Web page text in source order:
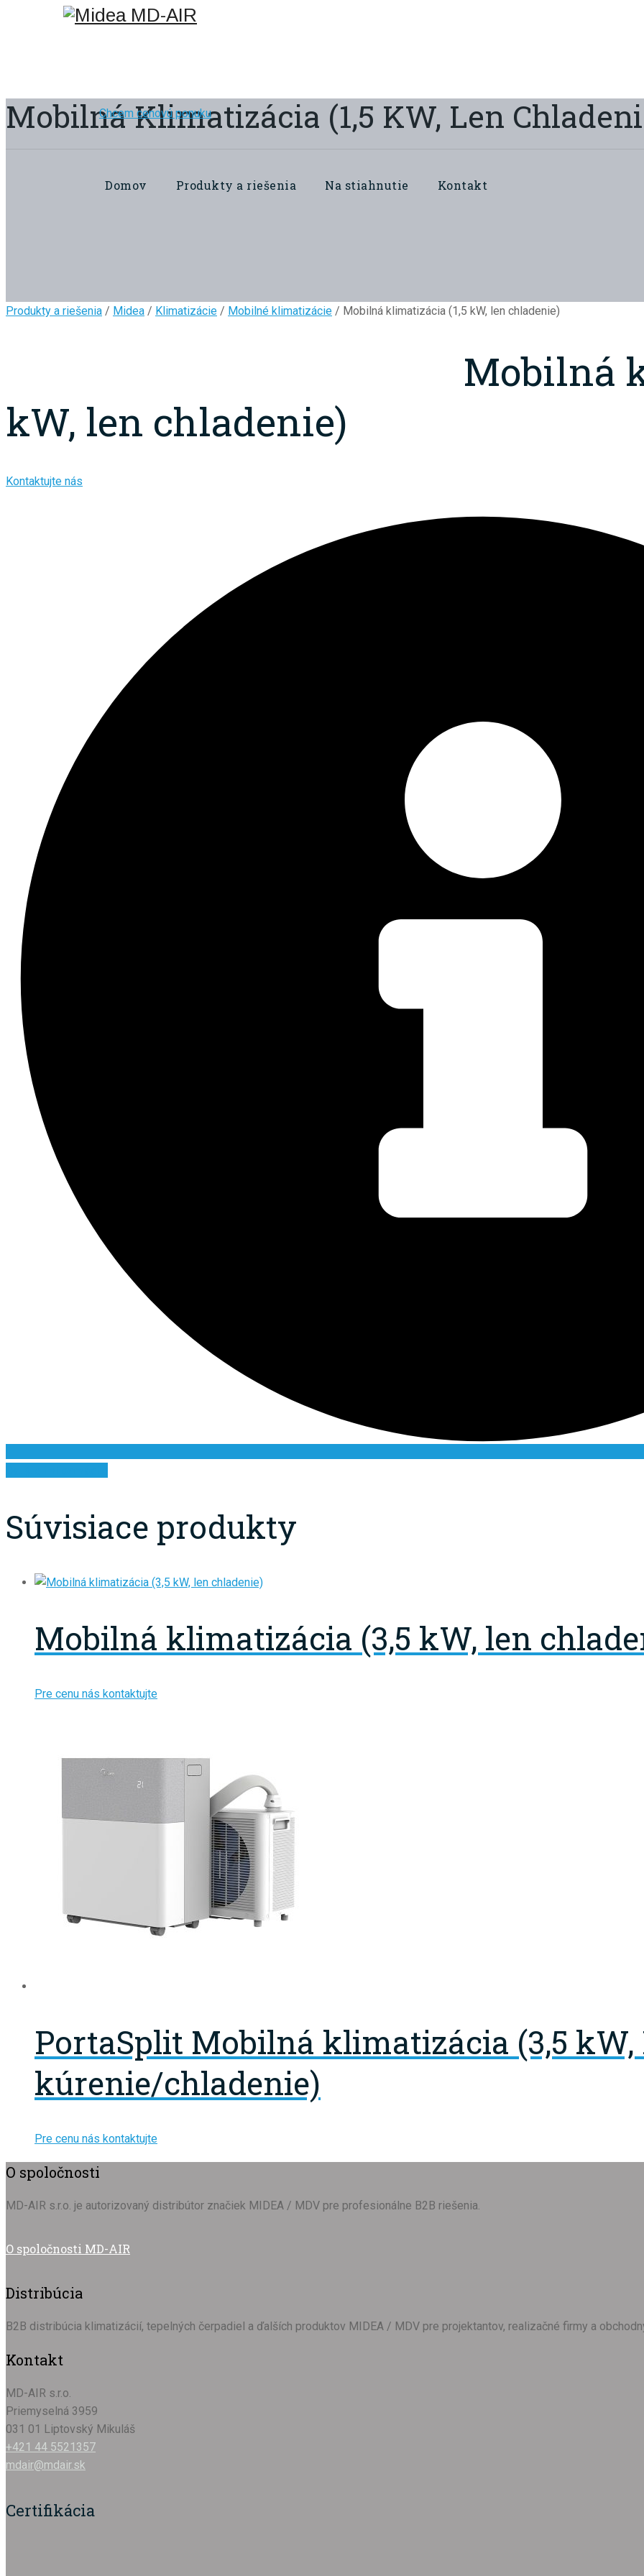
Chcem cenovú ponuku
Domov Produkty a riešenia Na stiahnutie Kontakt
Mobilná Klimatizácia (1,5 KW, Len
Produkty a riešenia / Midea / Klimatizácie / Mobilné klimatizácie / Mobilná klimatizácia (1,5 kW, len chladenie)
Mobilná
kW, len chladenie)
Kontaktujte nás
Súvisiace produkty
Mobilná klimatizácia (3,5 kW, len
Pre cenu nás kontaktujte
PortaSplit Mobilná klimatizácia (3,5 kW,
kúrenie/chladenie)
Pre cenu nás kontaktujte
O spoločnosti
MD-AIR s.r.o. je autorizovaný distribútor značiek MIDEA / MDV pre profesionálne B2B riešenia.
O spoločnosti MD-AIR
Distribúcia
B2B distribúcia klimatizácií, tepelných čerpadiel a ďalších produktov MIDEA / MDV pre projektantov, realizačné firmy a
Kontakt
MD-AIR s.r.o.
Priemyselná 3959
031 01 Liptovský Mikuláš
+421 44 5521357
mdair@mdair.sk
Certifikácia